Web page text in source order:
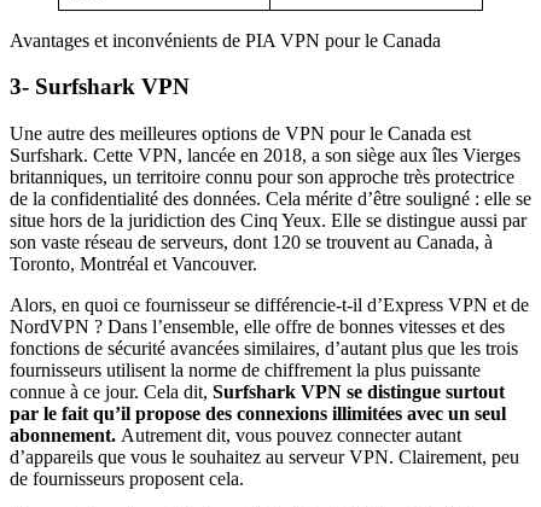
Avantages et inconvénients de PIA VPN pour le Canada
3- Surfshark VPN
Une autre des meilleures options de VPN pour le Canada est
Surfshark. Cette VPN, lancée en 2018, a son siège aux îles Vierges
britanniques, un territoire connu pour son approche très protectrice
de la confidentialité des données. Cela mérite d’être souligné : elle se
situe hors de la juridiction des Cinq Yeux. Elle se distingue aussi par
son vaste réseau de serveurs, dont 120 se trouvent au Canada, à
Toronto, Montréal et Vancouver.
Alors, en quoi ce fournisseur se différencie-t-il d’Express VPN et de
NordVPN ? Dans l’ensemble, elle offre de bonnes vitesses et des
fonctions de sécurité avancées similaires, d’autant plus que les trois
fournisseurs utilisent la norme de chiffrement la plus puissante
connue à ce jour. Cela dit, Surfshark VPN se distingue surtout
par le fait qu’il propose des connexions illimitées avec un seul
abonnement. Autrement dit, vous pouvez connecter autant
d’appareils que vous le souhaitez au serveur VPN. Clairement, peu
de fournisseurs proposent cela.